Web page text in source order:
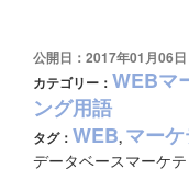
公開日：2017年01月06日
カテゴリー： WEBマ
ング用語
タグ： WEB, マー
データベースマーケ